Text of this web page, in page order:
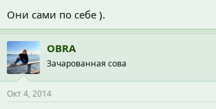
Они сами по себе ).
OBRA
Зачарованная сова
Окт 4, 2014